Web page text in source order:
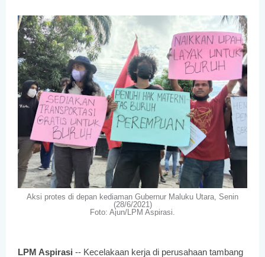
Aksi protes di depan kediaman Gubernur Maluku Utara, Senin
(28/6/2021)
Foto: Ajun/LPM Aspirasi.
LPM Aspirasi -- Kecelakaan kerja di perusahaan tambang